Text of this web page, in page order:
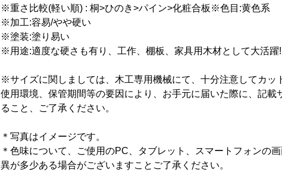
※重さ比較(軽い順) : 桐>ひのき>パイン>化粧合板※色目:黄色系
※加工:容易/やや硬い
※塗装:塗り易い
※用途:適度な硬さも有り、工作、棚板、家具用木材として大活躍!
※サイズに関しましては、木工専用機械にて、十分注意してカッ
使用環境、保管期間等の要因により、お手元に届いた際に、記
ること、ご了承ください。
＊写真はイメージです。
＊ 色味について、ご使用のPC、タブレット、スマートフォンの
異が多少ある場合がございますことご了承ください。